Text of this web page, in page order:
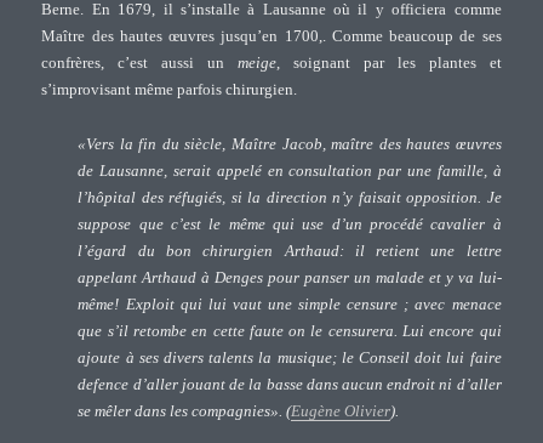
Berne. En 1679, il s’installe à Lausanne où il y officiera comme
Maître des hautes œuvres jusqu’en 1700,. Comme beaucoup de ses
confrères, c’est aussi unmeige, soignant par les plantes et
s’improvisant même parfois chirurgien.
«Vers la fin du siècle, Maître Jacob, maître des hautes œuvres
de Lausanne, serait appelé en consultation par une famille, à
l’hôpital des réfugiés, si la direction n’y faisait opposition. Je
suppose que c’est le même qui use d’un procédé cavalier à
l’égard du bon chirurgien Arthaud: il retient une lettre
appelant Arthaud à Denges pour panser un malade et y va lui-
même! Exploit qui lui vaut une simple censure ; avec menace
que s’il retombe en cette faute on le censurera. Lui encore qui
ajoute à ses divers talents la musique; le Conseil doit lui faire
defence d’aller jouant de la basse dans aucun endroit ni d’aller
se mêler dans les compagnies». (Eugène Olivier).